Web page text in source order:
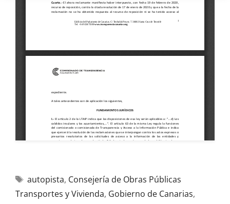
autopista, Consejería de Obras Públicas
Transportes y Vivienda, Gobierno de Canarias,